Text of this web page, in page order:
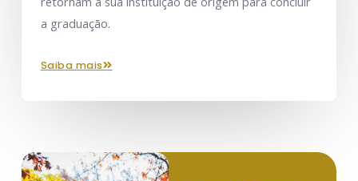
a graduação.
saiba mais